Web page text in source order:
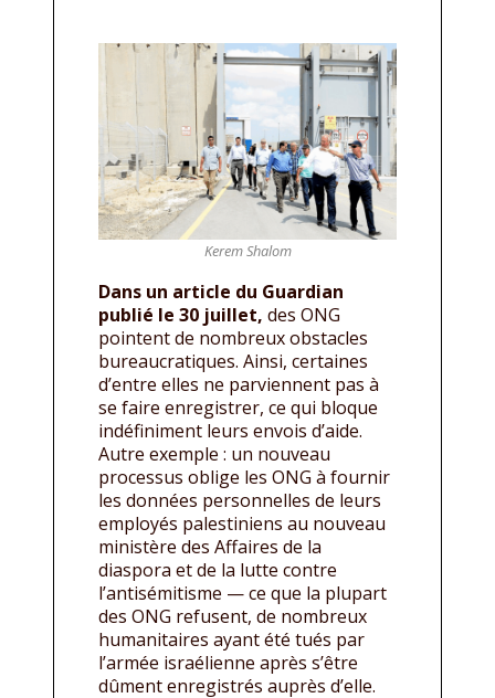
Kerem Shalom
Dans un article du Guardian
publié le 30 juillet, des ONG
pointent de nombreux obstacles
bureaucratiques. Ainsi, certaines
d’entre elles ne parviennent pas à
se faire enregistrer, ce qui bloque
indéfiniment leurs envois d’aide.
Autre exemple : un nouveau
processus oblige les ONG à fournir
les données personnelles de leurs
employés palestiniens au nouveau
ministère des Affaires de la
diaspora et de la lutte contre
l’antisémitisme — ce que la plupart
des ONG refusent, de nombreux
humanitaires ayant été tués par
l’armée israélienne après s’être
dûment enregistrés auprès d’elle.